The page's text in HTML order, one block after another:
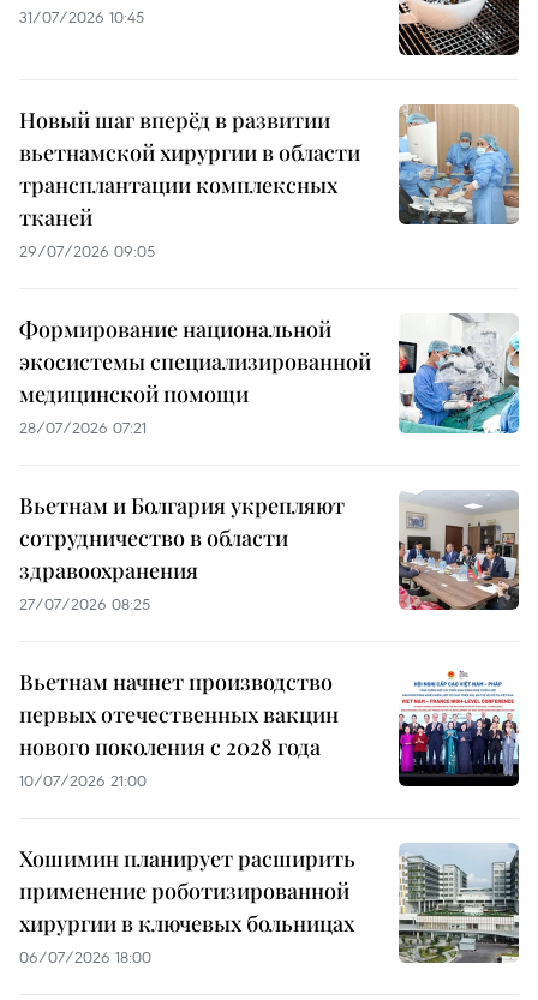
31/07/2026 10:45
Новый шаг вперёд в развитии
вьетнамской хирургии в области
трансплантации комплексных
тканей
29/07/2026 09:05
Формирование национальной
экосистемы специализированной
медицинской помощи
28/07/2026 07:21
Вьетнам и Болгария укрепляют
сотрудничество в области
здравоохранения
27/07/2026 08:25
Вьетнам начнет производство
первых отечественных вакцин
нового поколения с 2028 года
10/07/2026 21:00
Хошимин планирует расширить
применение роботизированной
хирургии в ключевых больницах
06/07/2026 18:00